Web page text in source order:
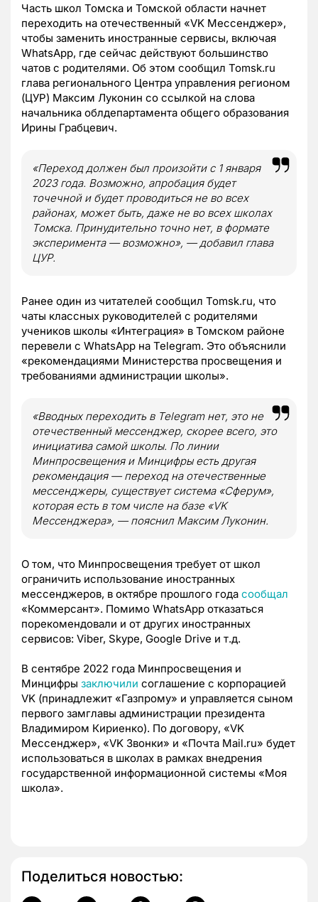
Часть школ Томска и Томской области начнет
переходить на отечественный «VK Мессенджер»,
чтобы заменить иностранные сервисы, включая
WhatsApp, где сейчас действуют большинство
чатов с родителями. Об этом сообщил Tomsk.ru
глава регионального Центра управления регионом
(ЦУР) Максим Луконин со ссылкой на слова
начальника облдепартамента общего образования
Ирины Грабцевич.
«Переход должен был произойти с 1 января
2023 года. Возможно, апробация будет
точечной и будет проводиться не во всех
районах, может быть, даже не во всех школах
Томска. Принудительно точно нет, в формате
эксперимента — возможно», — добавил глава
ЦУР.
Ранее один из читателей сообщил Tomsk.ru, что
чаты классных руководителей с родителями
учеников школы «Интеграция» в Томском районе
перевели с WhatsApp на Telegram. Это объяснили
«рекомендациями Министерства просвещения и
требованиями администрации школы».
«Вводных переходить в Telegram нет, это не
отечественный мессенджер, скорее всего, это
инициатива самой школы. По линии
Минпросвещения и Минцифры есть другая
рекомендация — переход на отечественные
мессенджеры, существует система «Сферум»,
которая есть в том числе на базе «VK
Мессенджера», — пояснил Максим Луконин.
О том, что Минпросвещения требует от школ
ограничить использование иностранных
мессенджеров, в октябре прошлого года сообщал
«Коммерсант». Помимо WhatsApp отказаться
порекомендовали и от других иностранных
сервисов: Viber, Skype, Google Drive и т.д.
В сентябре 2022 года Минпросвещения и
Минцифры заключили соглашение с корпорацией
VK (принадлежит «Газпрому» и управляется сыном
первого замглавы администрации президента
Владимиром Кириенко). По договору, «VK
Мессенджер», «VK Звонки» и «Почта Mail.ru» будет
использоваться в школах в рамках внедрения
государственной информационной системы «Моя
школа».
Поделиться новостью: